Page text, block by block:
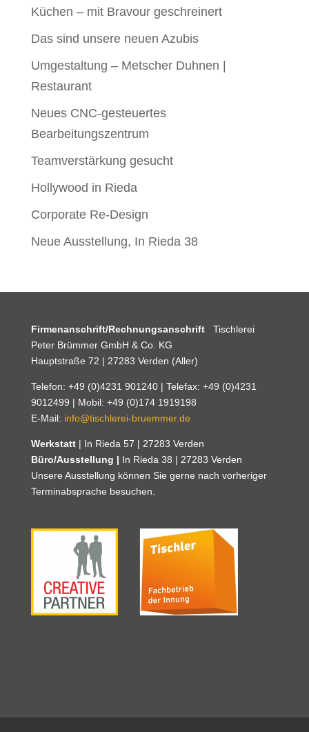
Küchen – mit Bravour geschreinert
Das sind unsere neuen Azubis
Umgestaltung – Metscher Duhnen |
Restaurant
Neues CNC-gesteuertes
Bearbeitungszentrum
Teamverstärkung gesucht
Hollywood in Rieda
Corporate Re-Design
Neue Ausstellung, In Rieda 38
Firmenanschrift/Rechnungsanschrift Tischlerei
Peter Brümmer GmbH & Co. KG
Hauptstraße 72 | 27283 Verden (Aller)
Telefon: +49 (0)4231 901240 | Telefax: +49 (0)4231
9012499 | Mobil: +49 (0)174 1919198
E-Mail: info@tischlerei-bruemmer.de
Werkstatt| In Rieda 57 | 27283 Verden
Büro/Ausstellung | In Rieda 38 | 27283 Verden
Unsere Ausstellung können Sie gerne nach vorheriger
Terminabsprache besuchen.